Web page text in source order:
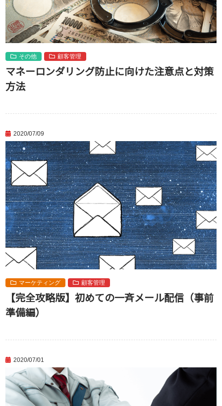
その他 顧客管理
マネーロンダリング防止に向けた注意点と対策
方法
2020/07/09
マーケティング 顧客管理
【完全攻略版】初めての一斉メール配信（事前
準備編）
2020/07/01